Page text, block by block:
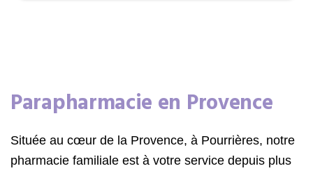
Parapharmacie en Provence
Située au cœur de la Provence, à Pourrières, notre
pharmacie familiale est à votre service depuis plus